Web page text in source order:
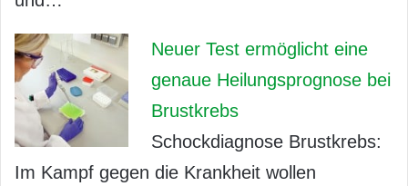
Neuer Test ermöglicht eine
genaue Heilungsprognose bei
Brustkrebs
Schockdiagnose Brustkrebs:
Im Kampf gegen die Krankheit wollen